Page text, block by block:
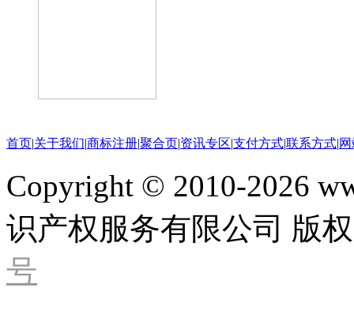
首页|关于我们|商标注册|聚合页|资讯专区|支付方式|联系方式|
Copyright © 2010-2026
识产权服务有限公司 版
号